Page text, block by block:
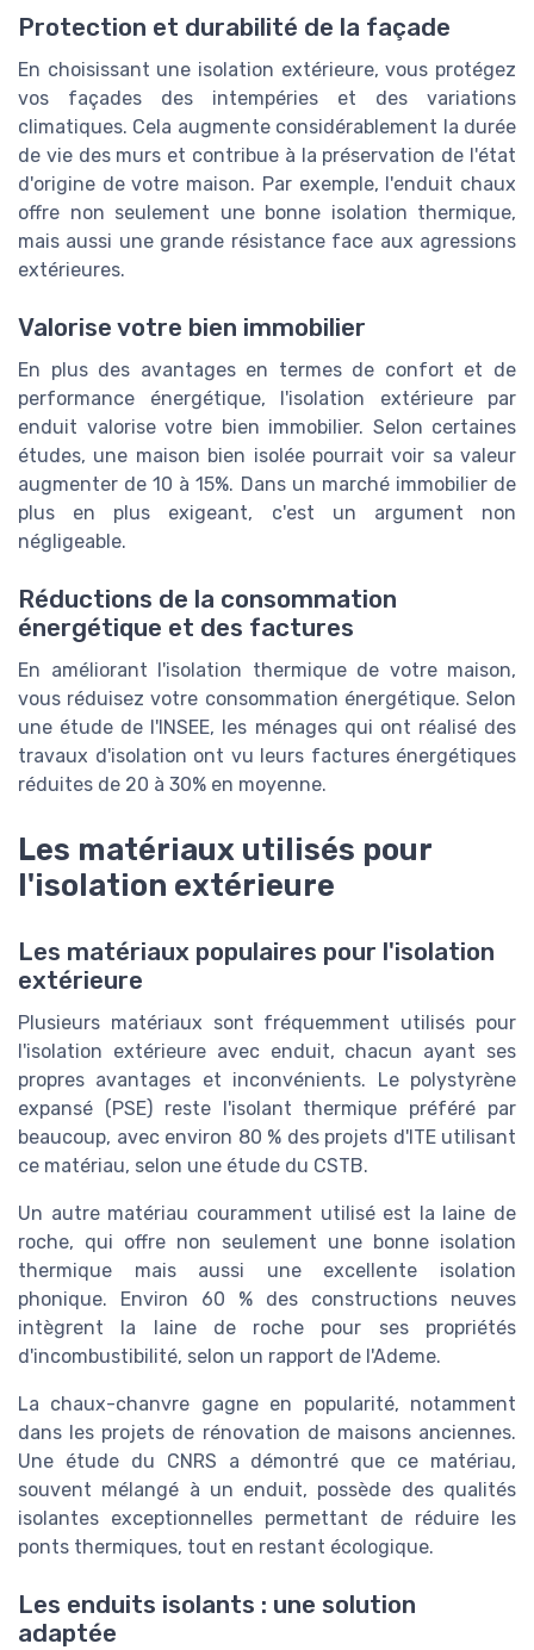
Protection et durabilité de la façade
En choisissant une isolation extérieure, vous protégez
vos façades des intempéries et des variations
climatiques. Cela augmente considérablement la durée
de vie des murs et contribue à la préservation de l'état
d'origine de votre maison. Par exemple, l'enduit chaux
offre non seulement une bonne isolation thermique,
mais aussi une grande résistance face aux agressions
extérieures.
Valorise votre bien immobilier
En plus des avantages en termes de confort et de
performance énergétique, l'isolation extérieure par
enduit valorise votre bien immobilier. Selon certaines
études, une maison bien isolée pourrait voir sa valeur
augmenter de 10 à 15%. Dans un marché immobilier de
plus en plus exigeant, c'est un argument non
négligeable.
Réductions de la consommation
énergétique et des factures
En améliorant l'isolation thermique de votre maison,
vous réduisez votre consommation énergétique. Selon
une étude de l'INSEE, les ménages qui ont réalisé des
travaux d'isolation ont vu leurs factures énergétiques
réduites de 20 à 30% en moyenne.
Les matériaux utilisés pour
l'isolation extérieure
Les matériaux populaires pour l'isolation
extérieure
Plusieurs matériaux sont fréquemment utilisés pour
l'isolation extérieure avec enduit, chacun ayant ses
propres avantages et inconvénients. Le polystyrène
expansé (PSE) reste l'isolant thermique préféré par
beaucoup, avec environ 80 % des projets d'ITE utilisant
ce matériau, selon une étude du CSTB.
Un autre matériau couramment utilisé est la laine de
roche, qui offre non seulement une bonne isolation
thermique mais aussi une excellente isolation
phonique. Environ 60 % des constructions neuves
intègrent la laine de roche pour ses propriétés
d'incombustibilité, selon un rapport de l'Ademe.
La chaux-chanvre gagne en popularité, notamment
dans les projets de rénovation de maisons anciennes.
Une étude du CNRS a démontré que ce matériau,
souvent mélangé à un enduit, possède des qualités
isolantes exceptionnelles permettant de réduire les
ponts thermiques, tout en restant écologique.
Les enduits isolants : une solution
adaptée